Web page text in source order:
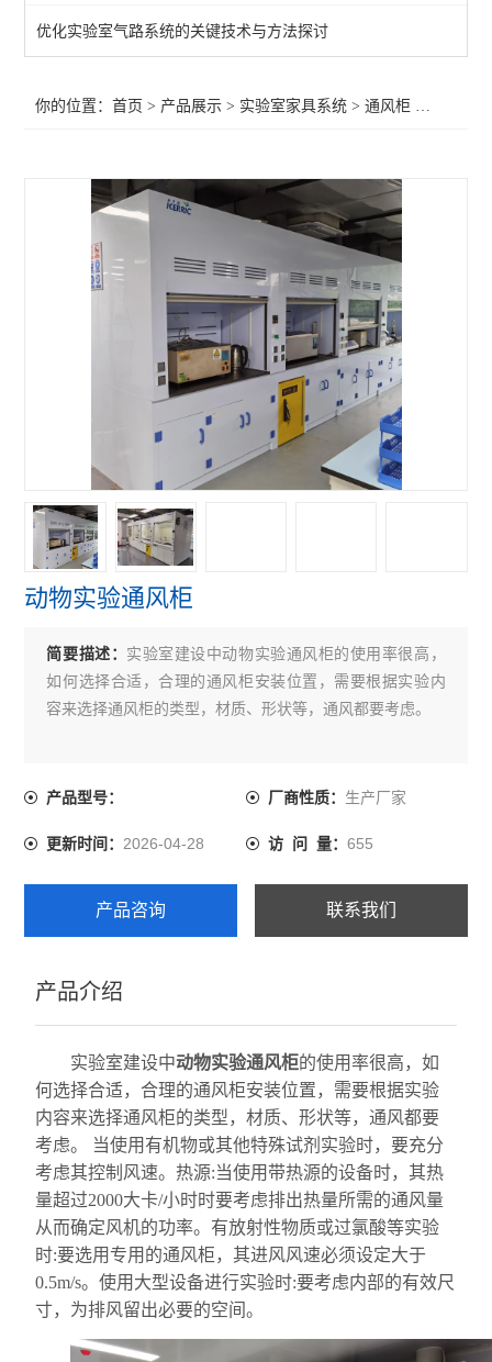
优化实验室气路系统的关键技术与方法探讨
你的位置：首页 > 产品展示 > 实验室家具系统 >通风柜
动物实验通风柜
简要描述： 实验室建设中动物实验通风柜的使用率很高，
如何选择合适，合理的通风柜安装位置，需要根据实验内
容来选择通风柜的类型，材质、形状等，通风都要考虑。
产品型号： 厂商性质： 生产厂家
更新时间：2026-04-28 访 问 量： 655
产品咨询 联系我们
产品介绍
实验室建设中动物实验通风柜的使用率很高，如
何选择合适，合理的通风柜安装位置，需要根据实验
内容来选择通风柜的类型，材质、形状等，通风都要
考虑。 当使用有机物或其他特殊试剂实验时，要充分
考虑其控制风速。热源:当使用带热源的设备时，其热
量超过2000大卡/小时时要考虑排出热量所需的通风量
从而确定风机的功率。有放射性物质或过氯酸等实验
时:要选用专用的通风柜，其进风风速必须设定大于
0.5m/s。使用大型设备进行实验时:要考虑内部的有效尺
寸，为排风留出必要的空间。